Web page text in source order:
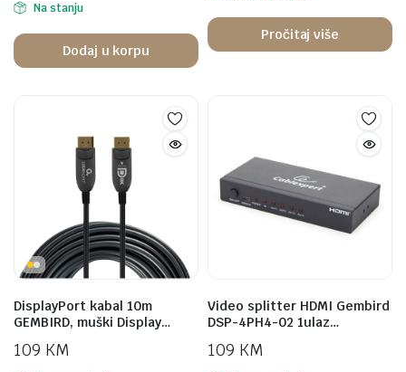
Na stanju
Dodaj u korpu
Pročitaj više
DisplayPort kabal 10m
GEMBIRD, muški Display…
109 KM
Video splitter HDMI Gembird
DSP-4PH4-02 1ulaz…
109 KM